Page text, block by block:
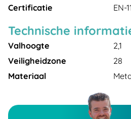
Certificatie
EN-
Technische
Valhoogte
2,1
Veiligheidzone
28
Materiaal